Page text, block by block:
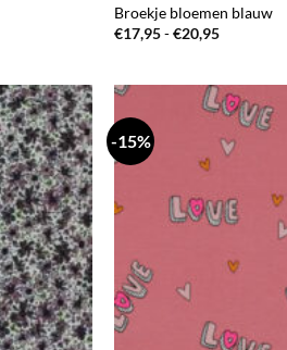
Broekje bloemen blauw
€17,95-€20,95Prijsklasse:
-15%